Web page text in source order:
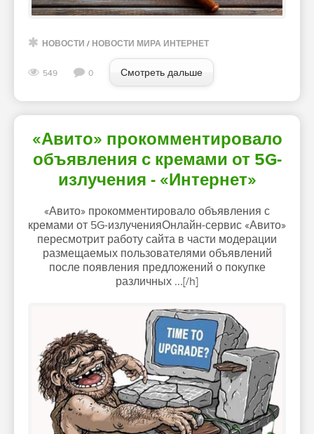
НОВОСТИ / НОВОСТИ МИРА ИНТЕРНЕТ
549 0 Смотреть дальше
«Авито» прокомментировало
объявления с кремами от 5G-
излучения - «Интернет»
«Авито» прокомментировало объявления с
кремами от 5G-излученияОнлайн-сервис «Авито»
пересмотрит работу сайта в части модерации
размещаемых пользователями объявлений
после появления предложений о покупке
различных ...[/h]